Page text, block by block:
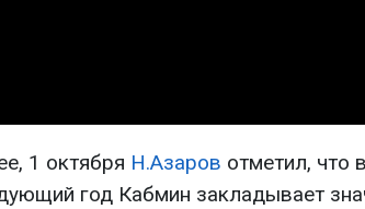
1 октября Н.Азаров отметил, что
год Кабмин закладывает